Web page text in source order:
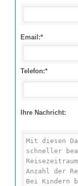
Email:*
Telefon:*
Ihre Nachricht: